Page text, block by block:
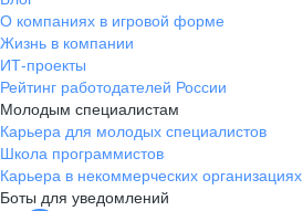
О компаниях в игровой форме
Жизнь в компании
ИТ-проекты
Рейтинг работодателей России
Молодым специалистам
Карьера для молодых специалистов
Школа программистов
Карьера в некоммерческих организациях
Боты для уведомлений